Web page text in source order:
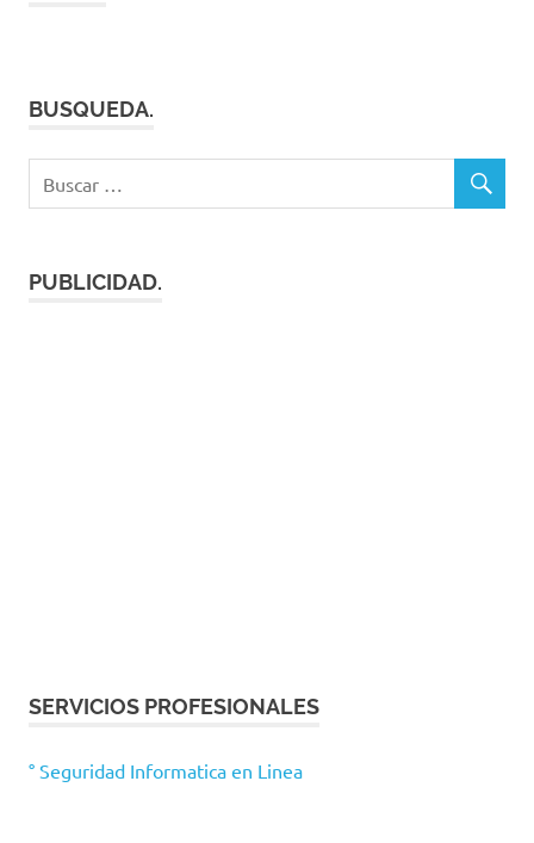
BUSQUEDA.
PUBLICIDAD.
SERVICIOS PROFESIONALES
° Seguridad Informatica en Linea